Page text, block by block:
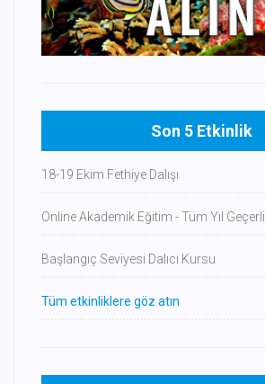
Son 5 Etkinlik
18-19 Ekim Fethiye Dalışı
Online Akademik Eğitim - Tüm Yıl Geçerli
Başlangıç Seviyesi Dalıcı Kursu
Tüm etkinliklere göz atın